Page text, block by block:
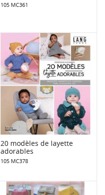
105 MC361
20 modèles de layette
adorables
105 MC378